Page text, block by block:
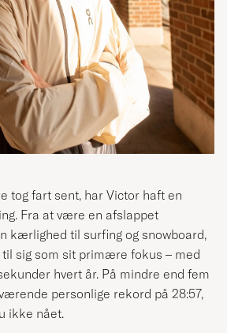
tog fart sent, har Victor haft en
Fra at være en afslappet
kærlighed til surfing og snowboard,
sig som sit primære fokus – med
hvert år. På mindre end fem
personlige rekord på 28:57,
ikke nået.